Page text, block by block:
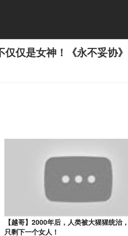
仅是女神！《永不妥协》
【越哥】2000年后，人类被大猩猩统治
只剩下一个女人！